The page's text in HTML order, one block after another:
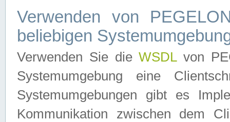
Verwenden von
beliebigen
Verwenden Sie dieWSDLvon
Systemumgebung eine
Systemumgebungen gibt es
Kommunikation zwischen dem